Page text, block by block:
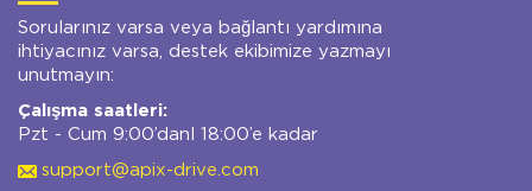
Sorularınız varsa veya bağlantı yardımına
ihtiyacınız varsa, destek ekibimize yazmayı
unutmayın:
Çalışma saatleri:
Pzt - Cum 9:00’danl 18:00’e kadar
support@apix-drive.com